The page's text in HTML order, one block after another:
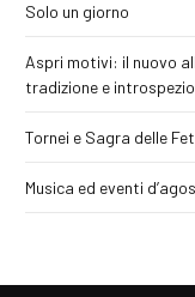
Solo un giorno
Aspri motivi: il nuovo
tradizione e
Tornei e Sagra delle
Musica ed eventi